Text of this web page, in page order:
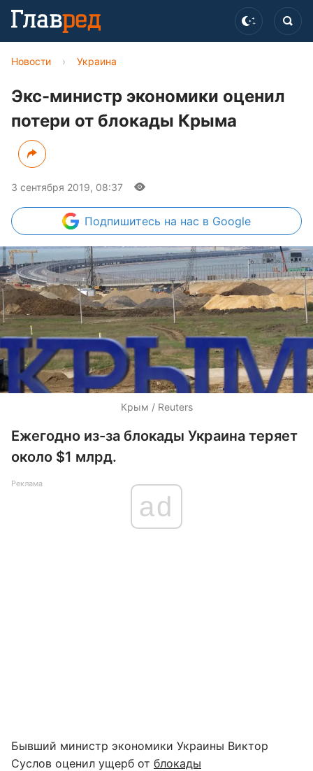
Новости › Украина
Экс-министр экономики оценил
потери от блокады Крыма
3 сентября 2019, 08:37
Подпишитесь на нас в Google
Крым / Reuters
Ежегодно из-за блокады Украина теряет
около $1 млрд.
Реклама
ad
Бывший министр экономики Украины Виктор
Суслов оценил ущерб от блокады